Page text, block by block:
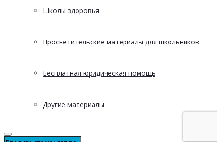
Школы здоровья
Просветительские материалы для школьников
Бесплатная юридическая помощь
Другие материалы